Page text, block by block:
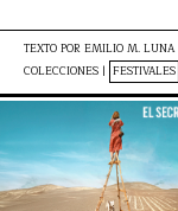
TEXTO POR EMILIO M. LUNA
COLECCIONES | FESTIVALES